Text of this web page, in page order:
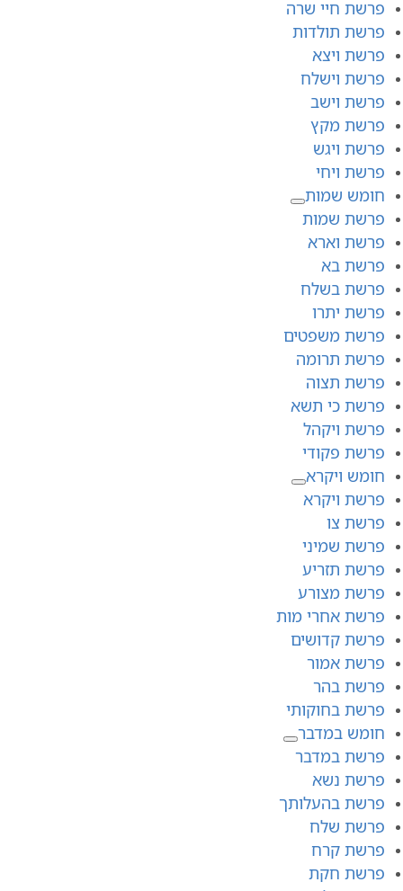
פרשת חיי שרה
פרשת תולדות
פרשת ויצא
פרשת וישלח
פרשת וישב
פרשת מקץ
פרשת ויגש
פרשת ויחי
חומש שמות
פרשת שמות
פרשת וארא
פרשת בא
פרשת בשלח
פרשת יתרו
פרשת משפטים
פרשת תרומה
פרשת תצוה
פרשת כי תשא
פרשת ויקהל
פרשת פקודי
חומש ויקרא
פרשת ויקרא
פרשת צו
פרשת שמיני
פרשת תזריע
פרשת מצורע
פרשת אחרי מות
פרשת קדושים
פרשת אמור
פרשת בהר
פרשת בחוקותי
חומש במדבר
פרשת במדבר
פרשת נשא
פרשת בהעלותך
פרשת שלח
פרשת קרח
פרשת חקת